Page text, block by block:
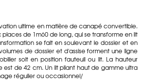
ultime en matière de canapé convertible.
de 1m60 de long, qui se transforme en lit
se fait en soulevant le dossier et en
de dossier et d'assise forment une ligne
soit en position fauteuil ou lit. La hauteur
de 42 cm. Un lit pliant haut de gamme ultra
régulier ou occasionnel/